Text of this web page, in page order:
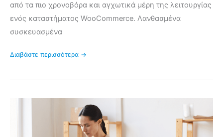
από τα πιο χρονοβόρα και αγχωτικά μέρη της λειτουργίας
ενός καταστήματος WooCommerce. Λανθασμένα
συσκευασμένα
Διαβάστε περισσότερα →